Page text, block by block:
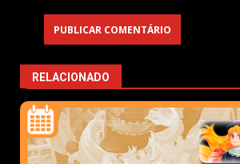
RELACIONADO